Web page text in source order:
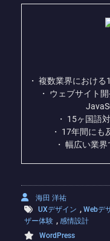
・ 複数業界におけ
・ ウェブサイト
・ 15ヶ国語
・ 17年間に
・ 幅広い業
海田 洋祐
UXデザイン , Webデ
ザー体験 , 感情設計
WordPress